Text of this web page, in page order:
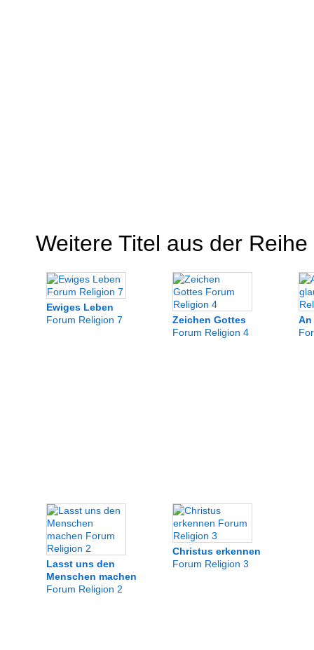
Weitere Titel aus der Reihe
Ewiges Leben
Forum Religion 7
Zeichen Gottes
Forum Religion 4
An
Lasst uns den
Menschen machen
Forum Religion 2
Christus erkennen
Forum Religion 3